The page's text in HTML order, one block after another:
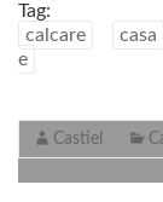
e
o
k
r
i
Tag:
calcare
casa
e
Castiel